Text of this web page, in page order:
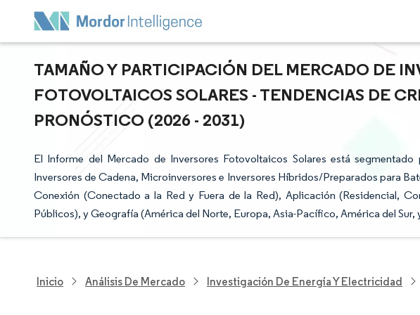
TAMAÑO Y PARTICIPACIÓN DEL MERCADO DE
FOTOVOLTAICOS SOLARES - TENDENCIAS DE
PRONÓSTICO (2026 - 2031)
El Informe del Mercado de Inversores Fotovoltaicos Solares está
Inversores de Cadena, Microinversores e Inversores Híbridos/Preparados para
Conexión (Conectado a la Red y Fuera de la Red), Aplicación (Residencial,
Públicos), y Geografía (América del Norte, Europa, Asia-Pacífico, América del
Inicio Análisis De Mercado Investigación De Energía Y Electricidad